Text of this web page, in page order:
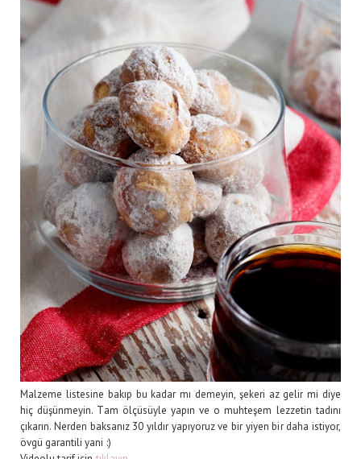
Malzeme listesine bakıp bu kadar mı demeyin, şekeri az gelir mi diye
hiç düşünmeyin. Tam ölçüsüyle yapın ve o muhteşem lezzetin tadını
çıkarın. Nerden baksanız 30 yıldır yapıyoruz ve bir yiyen bir daha istiyor,
övgü garantili yani :)